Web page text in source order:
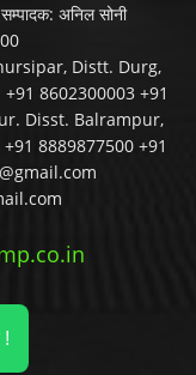
अनिल सोनी
Distt. Durg,
8602300003 +91
Disst. Balrampur,
8889877500 +91
!